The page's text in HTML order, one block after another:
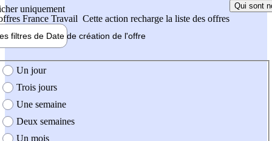
uniquement
France Travail Cette action recharge la liste des offres
Qui sont
filtres de Date de création de l'offre
création de l'offre
Un jour
Trois jours
Une semaine
Deux semaines
Un mois